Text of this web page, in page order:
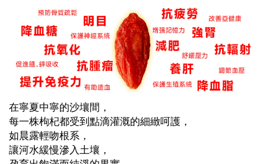
在寧夏中寧的沙壤間，
每一株枸杞都受到點滴灌溉的細緻呵護，
如晨露輕吻根系，
讓河水緩慢滲入土壤，